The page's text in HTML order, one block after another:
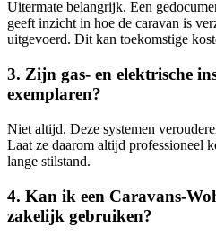
Uitermate belangrijk. Een
geeft inzicht in hoe de caravan is
uitgevoerd. Dit kan toekomstige
3. Zijn gas- en elektrische
exemplaren?
Niet altijd. Deze systemen
Laat ze daarom altijd professioneel
lange stilstand.
4. Kan ik een Caravans-
zakelijk gebruiken?